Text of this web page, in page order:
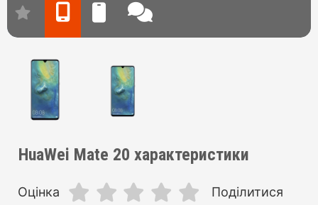
HuaWei Mate 20 характеристики
Оцінка Поділитися